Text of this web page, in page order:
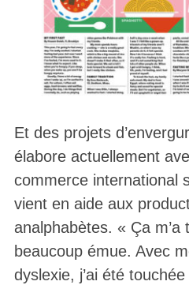
Et des projets
élabore actuellement
commerce international
vient en aide aux
analphabètes. « Ça m’a
beaucoup émue. Avec
dyslexie, j’ai été